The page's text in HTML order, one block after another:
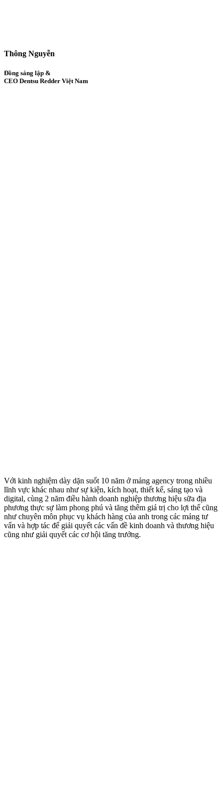
Thông Nguyễn
Đồng sáng lập &
CEO Dentsu Redder Việt Nam
Với kinh nghiệm dày dặn suốt 10 năm ở mảng agency trong nhiều
lĩnh vực khác nhau như sự kiện, kích hoạt, thiết kế, sáng tạo và
digital, cùng 2 năm điều hành doanh nghiệp thương hiệu sữa địa
phương thực sự làm phong phú và tăng thêm giá trị cho lợi thế cũng
như chuyên môn phục vụ khách hàng của anh trong các mảng tư
vấn và hợp tác để giải quyết các vấn đề kinh doanh và thương hiệu
cũng như giải quyết các cơ hội tăng trưởng.